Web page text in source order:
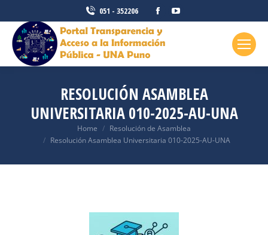
051 - 352206
RESOLUCIÓN ASAMBLEA
UNIVERSITARIA 010-2025-AU-UNA
Home
Resolución de Asamblea
Resolución Asamblea Universitaria 010-2025-AU-UNA